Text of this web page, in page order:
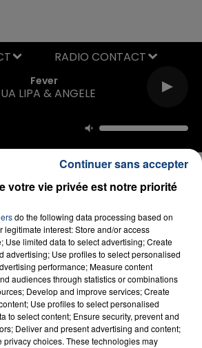
Fever
LIPA & ANGELE
RADIO CONTACT
votre vie privée est notre priorité
do the following data processing based on
legitimate interest: Store and/or access
Use limited data to select advertising; Create
advertising; Use profiles to select personalised
performance; Measure content
audiences through statistics or combinations
Develop and improve services; Create
Use profiles to select personalised
to select content; Ensure security, prevent and
Deliver and present advertising and content;
privacy choices. These technologies may
Continuer sans accepter